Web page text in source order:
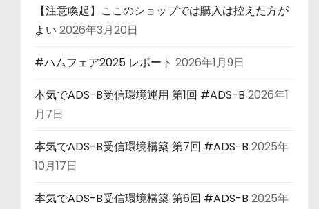
【注意喚起】ここのショップでは購入は控えた方が
よい 2026年3月20日
#ハムフェア2025 レポート 2026年1月9日
本気でADS-B受信環境運用 第1回 #ADS-B 2026年1
月7日
本気でADS-B受信環境構築 第7回 #ADS-B 2025年
10月17日
本気でADS-B受信環境構築 第6回 #ADS-B 2025年